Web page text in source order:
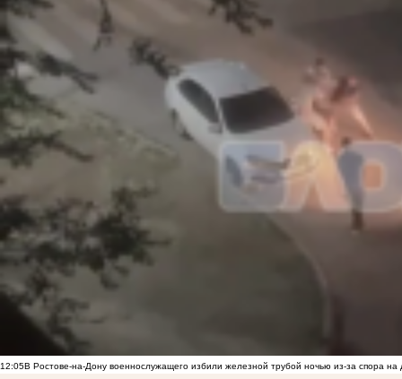
12:05В Ростове-на-Дону военнослужащего избили железной трубой ночью из-за спора на